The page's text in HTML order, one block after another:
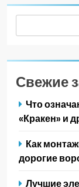
Свежие
Что
«Кракен» и
Как
дорогие
Лучшие